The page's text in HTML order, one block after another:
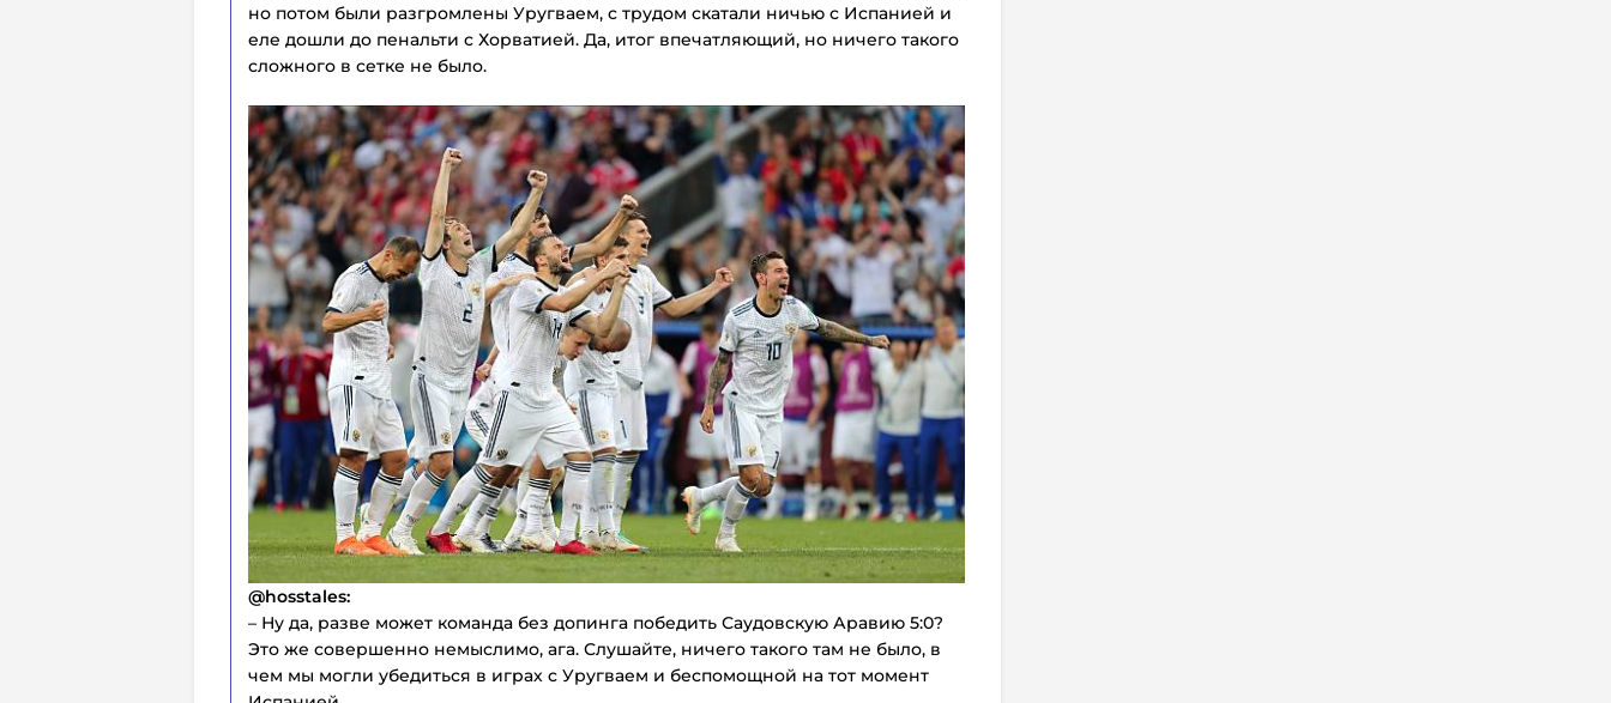
но потом были разгромлены Уругваем, с трудом скатали ничью с Испанией и
еле дошли до пенальти с Хорватией. Да, итог впечатляющий, но ничего такого
сложного в сетке не было.
@hosstales:
– Ну да, разве может команда без допинга победить Саудовскую Аравию 5:0?
Это же совершенно немыслимо, ага. Слушайте, ничего такого там не было, в
чем мы могли убедиться в играх с Уругваем и беспомощной на тот момент